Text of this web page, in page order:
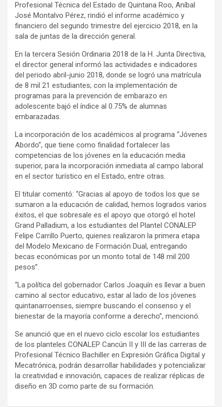
Profesional Técnica del Estado de Quintana Roo, Aníbal
José Montalvo Pérez, rindió el informe académico y
financiero del segundo trimestre del ejercicio 2018, en la
sala de juntas de la dirección general.
En la tercera Sesión Ordinaria 2018 de la H. Junta Directiva,
el director general informó las actividades e indicadores
del periodo abril-junio 2018, donde se logró una matrícula
de 8 mil 21 estudiantes; con la implementación de
programas para la prevención de embarazo en
adolescente bajó el índice al 0.75% de alumnas
embarazadas.
La incorporación de los académicos al programa “Jóvenes
Abordo”, que tiene como finalidad fortalecer las
competencias de los jóvenes en la educación media
superior, para la incorporación inmediata al campo laboral
en el sector turístico en el Estado, entre otras.
El titular comentó: “Gracias al apoyo de todos los que se
sumaron a la educación de calidad, hemos logrados varios
éxitos, el que sobresale es el apoyo que otorgó el hotel
Grand Palladium, a los estudiantes del Plantel CONALEP
Felipe Carrillo Puerto, quienes realizaron la primera etapa
del Modelo Mexicano de Formación Dual, entregando
becas económicas por un monto total de 148 mil 200
pesos”.
“La política del gobernador Carlos Joaquín es llevar a buen
camino al sector educativo, estar al lado de los jóvenes
quintanarroenses, siempre buscando el consenso y el
bienestar de la mayoría conforme a derecho”, mencionó.
Se anunció que en el nuevo ciclo escolar los estudiantes
de los planteles CONALEP Cancún II y III de las carreras de
Profesional Técnico Bachiller en Expresión Gráfica Digital y
Mecatrónica, podrán desarrollar habilidades y potencializar
la creatividad e innovación, capaces de realizar réplicas de
diseño en 3D como parte de su formación.